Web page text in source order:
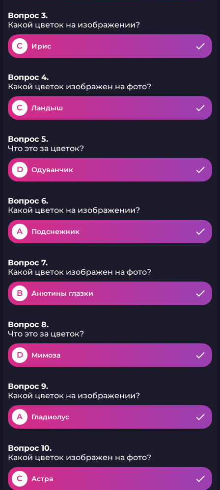
Вопрос 3.
Какой цветок на изображении?
C Ирис
Вопрос 4.
Какой цветок изображен на фото?
C Ландыш
Вопрос 5.
Что это за цветок?
D Одуванчик
Вопрос 6.
Какой цветок на изображении?
A Подснежник
Вопрос 7.
Какой цветок изображен на фото?
B Анютины глазки
Вопрос 8.
Что это за цветок?
D Мимоза
Вопрос 9.
Какой цветок на изображении?
A Гладиолус
Вопрос 10.
Какой цветок изображен на фото?
C Астра